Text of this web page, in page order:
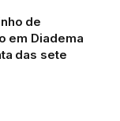
de
em Diadema
das sete